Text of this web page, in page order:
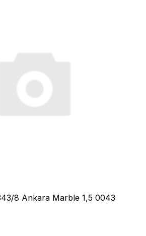
8 Ankara Marble 1,5 0043